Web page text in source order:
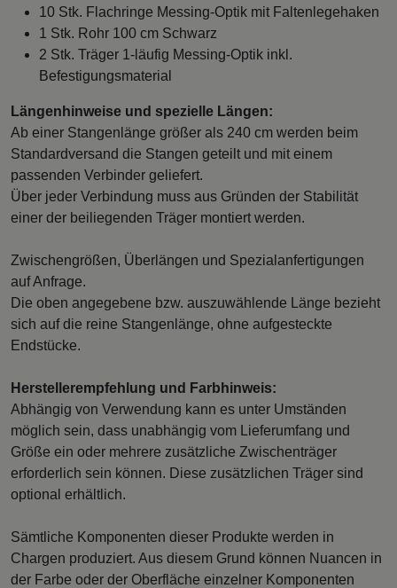
10 Stk. Flachringe Messing-Optik mit Faltenlegehaken
1 Stk. Rohr 100 cm Schwarz
2 Stk. Träger 1-läufig Messing-Optik inkl.
Befestigungsmaterial
Längenhinweise und spezielle Längen:
Ab einer Stangenlänge größer als 240 cm werden beim
Standardversand die Stangen geteilt und mit einem
passenden Verbinder geliefert.
Über jeder Verbindung muss aus Gründen der Stabilität
einer der beiliegenden Träger montiert werden.
Zwischengrößen, Überlängen und Spezialanfertigungen
auf Anfrage.
Die oben angegebene bzw. auszuwählende Länge bezieht
sich auf die reine Stangenlänge, ohne aufgesteckte
Endstücke.
Herstellerempfehlung und Farbhinweis:
Abhängig von Verwendung kann es unter Umständen
möglich sein, dass unabhängig vom Lieferumfang und
Größe ein oder mehrere zusätzliche Zwischenträger
erforderlich sein können. Diese zusätzlichen Träger sind
optional erhältlich.
Sämtliche Komponenten dieser Produkte werden in
Chargen produziert. Aus diesem Grund können Nuancen in
der Farbe oder der Oberfläche einzelner Komponenten